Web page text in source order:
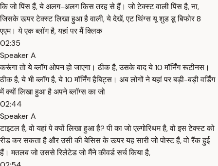
कि जो पिंस हैं, ये अलग-अलग किस तरह से हैं। जो टेक्स्ट वाली पिंस है, ना,
जिसके ऊपर टेक्स्ट लिखा हुआ है वाली, ये देखें, एट थिंग्स यू शुड डू बिफोर 8
एएम। ये एक ब्लॉग है, यहां पर मैं क्लिक
02:35
Speaker A
करूंगा तो ये ब्लॉग ओपन हो जाएगा। ठीक है, उसके बाद ये 10 मॉर्निंग रूटीनस।
ठीक है, ये भी ब्लॉग है, ये 10 मॉर्निंग हैबिट्स। अब लोगों ने यहां पर बड़ी-बड़ी वर्डिंग
में क्यों लिखा हुआ है अपने ब्लॉग्स का जो
02:44
Speaker A
टाइटल है, वो यहां पे क्यों लिखा हुआ है? पी का जो एल्गोरिथम है, वो इस टेक्स्ट को
रीड कर सकता है और उसी की बेसिस के ऊपर यह सारी जो पोस्ट हैं, वो रैंक हुई
हैं। मतलब जो उससे रिलेटेड जो मैंने कीवर्ड सर्च किया है,